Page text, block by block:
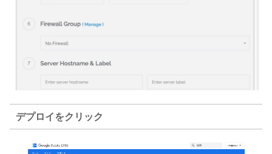
デプロイをクリック